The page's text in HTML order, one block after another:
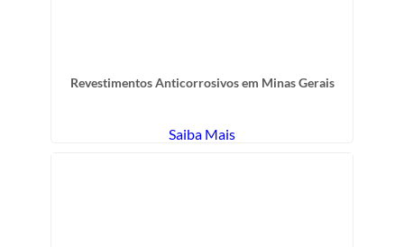
Revestimentos Anticorrosivos em Minas Gerais
Saiba Mais